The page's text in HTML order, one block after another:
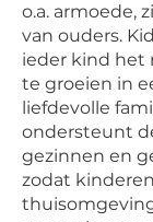
o.a. armoede,
van ouders.
ieder kind het
te groeien in
liefdevolle
ondersteunt
gezinnen en
zodat